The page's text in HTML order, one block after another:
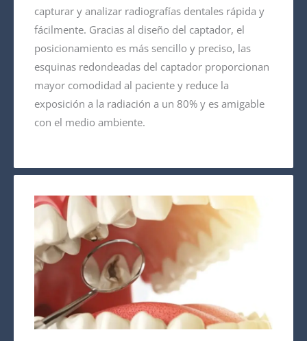
capturar y analizar radiografías dentales rápida y
fácilmente. Gracias al diseño del captador, el
posicionamiento es más sencillo y preciso, las
esquinas redondeadas del captador proporcionan
mayor comodidad al paciente y reduce la
exposición a la radiación a un 80% y es amigable
con el medio ambiente.